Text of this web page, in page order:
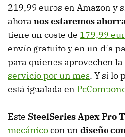
219,99 euros en Amazon y
ahora nos estaremos
tiene un coste de 179,99
envío gratuito y en un día
para quienes aprovechen la
servicio por un mes. Y si lo
está igualada en
Este SteelSeries Apex Pro
mecánicocon un diseño